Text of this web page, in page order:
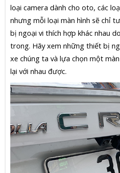
loại camera dành cho oto, các
nhưng mỗi loại màn hình sẽ chỉ
bị ngoại vi thích hợp khác nhau
trong. Hãy xem những thiết bị
xe chúng ta và lựa chọn một
lại với nhau được.